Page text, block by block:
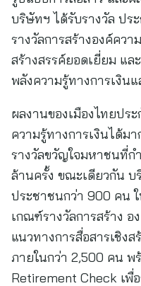
บริษัทฯ ได้รับรางวัล ปร
รางวัลการสร้างองค์คว
สร้างสรรค์ยอดเยี่ยม แล
พลังความรู้ทางการเงิน
ผลงานของเมืองไทยปร
ความรู้ทางการเงินได้ม
รางวัลขวัญใจมหาชนที่ก
ล้านครั้ง ขณะเดียวกัน บ
ประชาชนกว่า 900 คน
เกณฑ์รางวัลการสร้าง
แนวทางการสื่อสารเชิง
ภายในกว่า 2,500 คน พ
Retirement Check เพื่